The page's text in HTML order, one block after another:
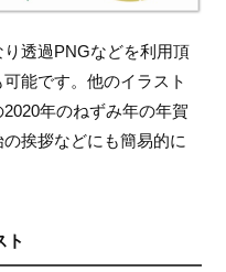
透過PNGなどを利用頂
能です。他のイラスト
年のねずみ年の年賀
挨拶などにも簡易的に